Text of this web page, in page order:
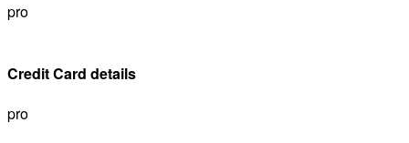
pro
Credit Card details
pro